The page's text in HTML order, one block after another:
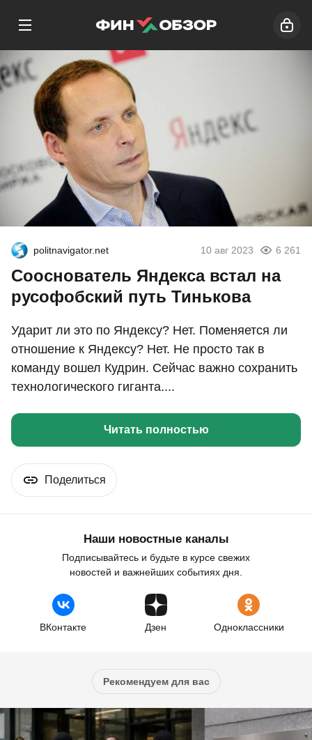
politnavigator.net 10 авг 2023 6 261
Сооснователь Яндекса встал на
русофобский путь Тинькова
Ударит ли это по Яндексу? Нет. Поменяется ли
отношение к Яндексу? Нет. Не просто так в
команду вошел Кудрин. Сейчас важно сохранить
технологического гиганта....
Читать полностью
Поделиться
Наши новостные каналы
Подписывайтесь и будьте в курсе свежих
новостей и важнейших событиях дня.
ВКонтакте Дзен Одноклассники
Рекомендуем для вас